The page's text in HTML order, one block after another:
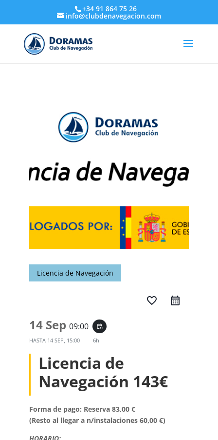
+34 91 864 75 26
info@clubdenavegacion.com
Licencia de Navegación
favorite_border
14 Sep 09:00 event_repeat
HASTA 14 SEP, 15:00 6h
Licencia de
Navegación 143€
Forma de pago: Reserva 83,00 €
(Resto al llegar a n/instalaciones 60,00 €)